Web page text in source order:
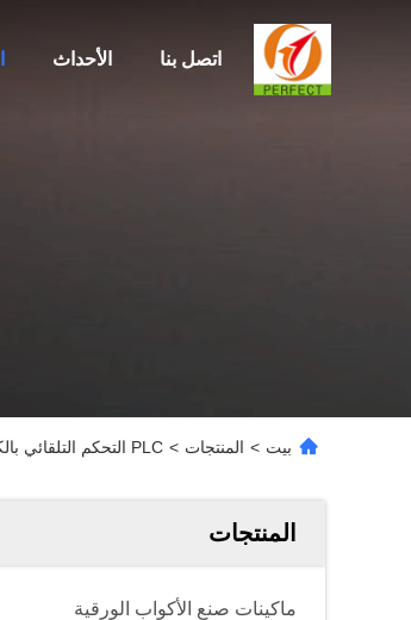
الأحداث اتصل بنا
بيت > المنتجات > PLC التحكم التلقائي بالكامل آلة قطع الكوب الورقي لمروحة كأس الورق
المنتجات
ماكينات صنع الأكواب الورقية